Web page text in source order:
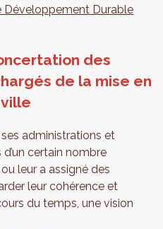
Développement Durable
des
de la mise en
administrations et
certain nombre
leur a assigné des
leur cohérence et
du temps, une vision